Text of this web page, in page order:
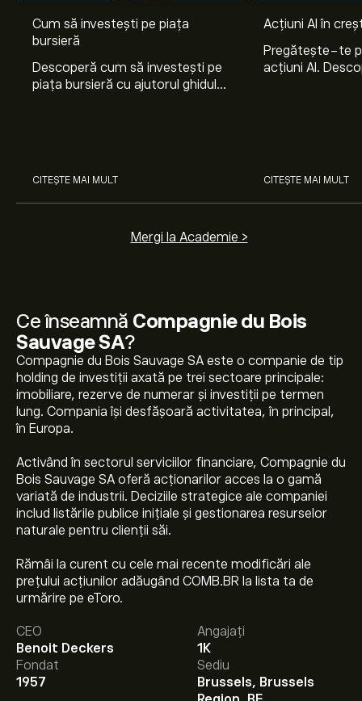
Ce înseamnă Compagnie du Bois
Sauvage SA?
Compagnie du Bois Sauvage SA este o companie de tip
holding de investiții axată pe trei sectoare principale:
imobiliare, rezerve de numerar și investiții pe termen
lung. Compania își desfășoară activitatea, în principal,
în Europa.
Activând în sectorul serviciilor financiare, Compagnie du
Bois Sauvage SA oferă acționarilor acces la o gamă
variată de industrii. Deciziile strategice ale companiei
includ listările publice inițiale și gestionarea resurselor
naturale pentru clienții săi.
Rămâi la curent cu cele mai recente modificări ale
prețului acțiunilor adăugând COMB.BR la lista ta de
urmărire pe eToro.
CEO
Benoit Deckers
Angajați
1K
Fondat
1957
Sediu
Brussels, Brussels
Cum să investești pe piața
bursieră
Descoperă cum să investești pe
piața bursieră cu ajutorul ghidului
CITEȘTE MAI MULT
Acțiuni AI în
Pregătește-te
acțiuni AI.
CITEȘTE MAI MULT
Mergi la Academie >
Prețul actual al acțiunilor COMB.BR este 303.00‎€‎.
Prețul țintă mediu pentru acțiunile Compagnie du Bois
Sauvage SA este 303.00‎€‎.
Creează-ți un contpe
eToro pentru previziunile analiștilor și ținte de preț.